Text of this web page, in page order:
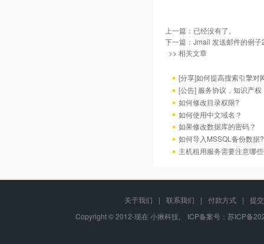
上一篇：已经没有了。
下一篇： Jmail 发送邮件的例子
>> 相关文章
[分享]如何提高搜索引擎对
[公告] 服务协议，知识产
如何修改目录权限?
如何使用中文域名？
如果修改数据库的密码？
如何导入MSSQL备份数据
主机租用服务需要注意哪
关于我们 | 联系我们 | 付款方式 |
提
Copyright © 2012-现在 小揪科技, ICP备案号： 苏ICP备